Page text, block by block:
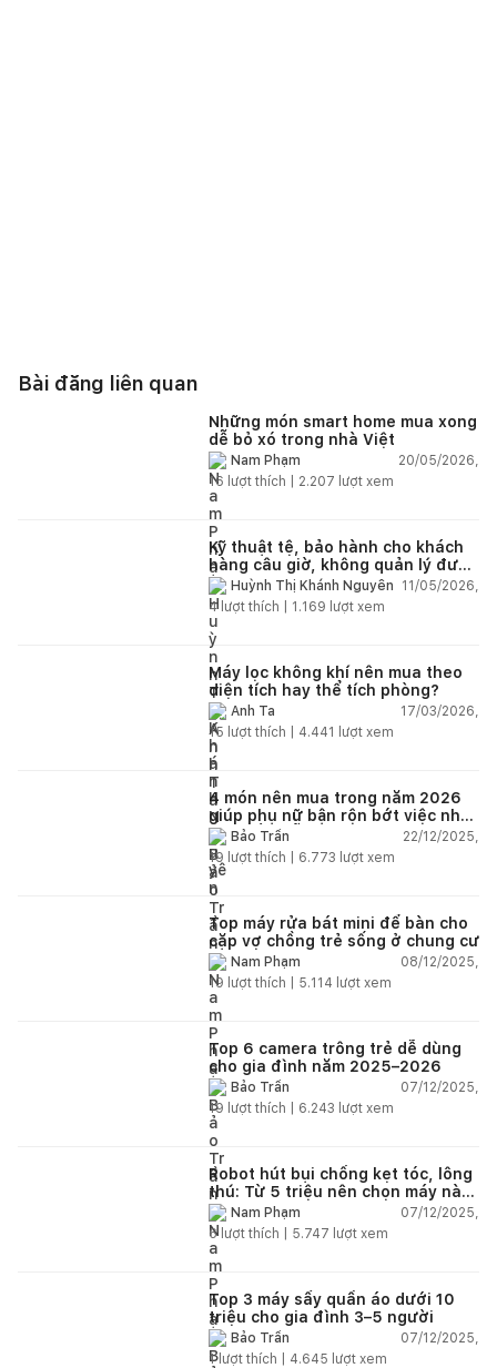
Bài đăng liên quan
Những món smart home mua xong
dễ bỏ xó trong nhà Việt
Nam Phạm
20/05/2026,
16 lượt thích | 2.207 lượt xem
Kỹ thuật tệ, bảo hành cho khách
hàng câu giờ, không quản lý được
nhân viên xây dựng của mình,
điện nhẹ, điện nước, tường quá
kém. Luôn đổ lỗi cho nhân viên.
Bảo hành quá tệ, tôi phải đợi rất
lâu mới dc bảo hành, liên hệ để
được bảo hành thì bơ khách
Huỳnh Thị Khánh Nguyên
11/05/2026,
4lượt thích | 1.169 lượt xem
Máy lọc không khí nên mua theo
diện tích hay thể tích phòng?
Anh Ta
17/03/2026,
15 lượt thích | 4.441 lượt xem
4 món nên mua trong năm 2026
giúp phụ nữ bận rộn bớt việc nhà,
nhẹ đầu mỗi ngày
Bảo Trần
22/12/2025,
19 lượt thích | 6.773 lượt xem
Top máy rửa bát mini để bàn cho
cặp vợ chồng trẻ sống ở chung cư
Nam Phạm
08/12/2025,
19 lượt thích | 5.114 lượt xem
Top 6 camera trông trẻ dễ dùng
cho gia đình năm 2025–2026
Bảo Trần
07/12/2025,
19 lượt thích | 6.243 lượt xem
Robot hút bụi chống kẹt tóc, lông
thú: Từ 5 triệu nên chọn máy nào
năm 2025–2026?
Nam Phạm
07/12/2025,
6lượt thích | 5.747 lượt xem
Top 3 máy sấy quần áo dưới 10
triệu cho gia đình 3–5 người
Bảo Trần
07/12/2025,
1lượt thích | 4.645 lượt xem